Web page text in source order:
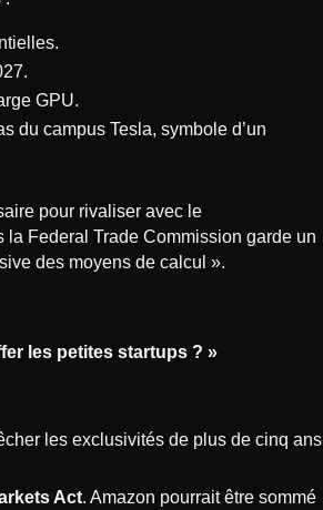
GPU.
du campus Tesla, symbole d’un
pour rivaliser avec le
Federal Trade Commission garde un
des moyens de calcul ».
les petites startups ? »
les exclusivités de plus de cinq ans
Act. Amazon pourrait être sommé